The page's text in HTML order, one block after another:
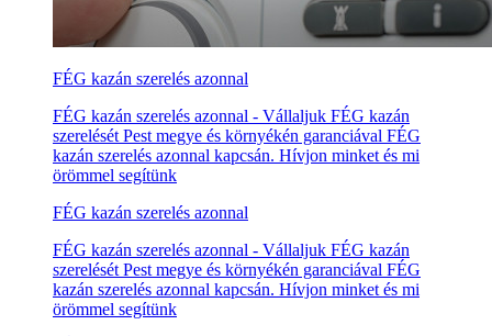
FÉG kazán szerelés azonnal
FÉG kazán szerelés azonnal - Vállaljuk FÉG kazán
szerelését Pest megye és környékén garanciával FÉG
kazán szerelés azonnal kapcsán. Hívjon minket és mi
örömmel segítünk
FÉG kazán szerelés azonnal
FÉG kazán szerelés azonnal - Vállaljuk FÉG kazán
szerelését Pest megye és környékén garanciával FÉG
kazán szerelés azonnal kapcsán. Hívjon minket és mi
örömmel segítünk